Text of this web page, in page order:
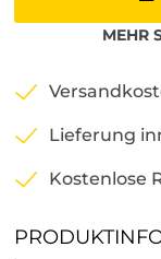
MEHR
Lieferung
Kostenlose